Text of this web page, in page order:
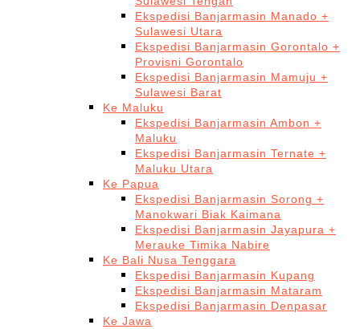
Ekspedisi Banjarmasin Manado +
Sulawesi Utara
Ekspedisi Banjarmasin Gorontalo +
Provisni Gorontalo
Ekspedisi Banjarmasin Mamuju +
Sulawesi Barat
Ke Maluku
Ekspedisi Banjarmasin Ambon +
Maluku
Ekspedisi Banjarmasin Ternate +
Maluku Utara
Ke Papua
Ekspedisi Banjarmasin Sorong +
Manokwari Biak Kaimana
Ekspedisi Banjarmasin Jayapura +
Merauke Timika Nabire
Ke Bali Nusa Tenggara
Ekspedisi Banjarmasin Kupang
Ekspedisi Banjarmasin Mataram
Ekspedisi Banjarmasin Denpasar
Ke Jawa